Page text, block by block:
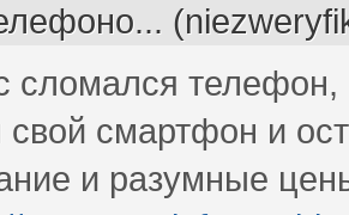
сломался
свой смартфон и
и разумные